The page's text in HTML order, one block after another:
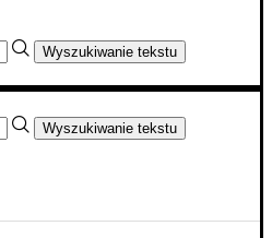
Wyszukiwanie tekstu
Wyszukiwanie tekstu